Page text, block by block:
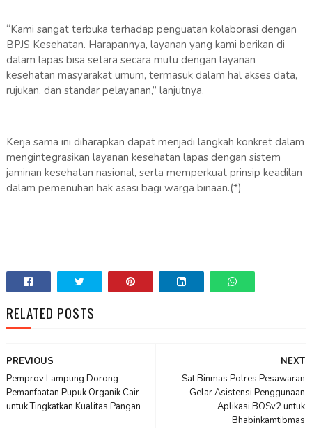
“Kami sangat terbuka terhadap penguatan kolaborasi dengan
BPJS Kesehatan. Harapannya, layanan yang kami berikan di
dalam lapas bisa setara secara mutu dengan layanan
kesehatan masyarakat umum, termasuk dalam hal akses data,
rujukan, dan standar pelayanan,” lanjutnya.
Kerja sama ini diharapkan dapat menjadi langkah konkret dalam
mengintegrasikan layanan kesehatan lapas dengan sistem
jaminan kesehatan nasional, serta memperkuat prinsip keadilan
dalam pemenuhan hak asasi bagi warga binaan.(*)
RELATED POSTS
NEXT
Sat Binmas Polres Pesawaran
Gelar Asistensi Penggunaan
Aplikasi BOSv2 untuk
Bhabinkamtibmas
PREVIOUS
Pemprov Lampung Dorong
Pemanfaatan Pupuk Organik Cair
untuk Tingkatkan Kualitas Pangan